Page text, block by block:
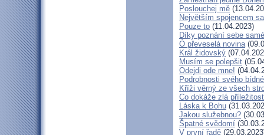
Poslouchej mě
Největším spojencem
Pouze to (11.04.2023)
Díky poznání sebe
Ó převeselá novina
Král židovský
Musím se polepšit
Odejdi ode mne!
Podrobnosti svého
Kříži věrný ze všech
Co dokáže zlá příležitost
Láska k Bohu
Jakou služebnou?
Špatné svědomí
V první řadě